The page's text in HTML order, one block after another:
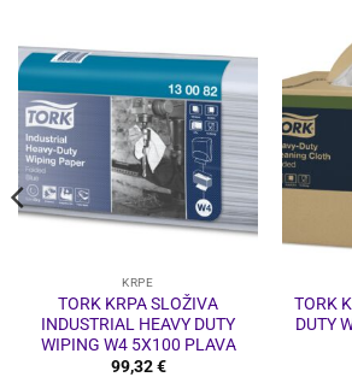
KRPE
TORK KRPA SLOŽIVA
INDUSTRIAL HEAVY DUTY
WIPING W4 5X100 PLAVA
99,32€
TORK
DUTY